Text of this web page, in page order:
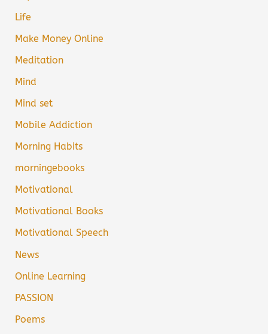
Life
Make Money Online
Meditation
Mind
Mind set
Mobile Addiction
Morning Habits
morningebooks
Motivational
Motivational Books
Motivational Speech
News
Online Learning
PASSION
Poems